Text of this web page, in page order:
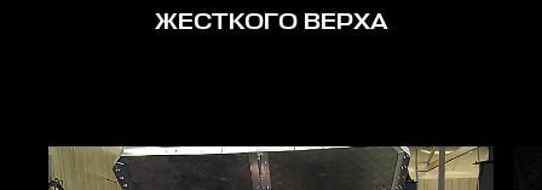
ЖЕСТКОГО ВЕРХА